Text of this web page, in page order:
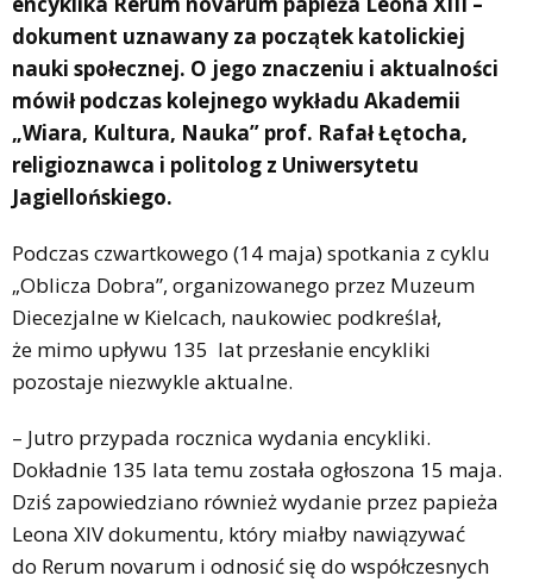
dokument uznawany za początek katolickiej
nauki społecznej. O jego znaczeniu i aktualności
mówił podczas kolejnego wykładu Akademii
„Wiara, Kultura, Nauka” prof. Rafał Łętocha,
religioznawca i politolog z Uniwersytetu
Jagiellońskiego.
Podczas czwartkowego (14 maja) spotkania z cyklu
„Oblicza Dobra”, organizowanego przez Muzeum
Diecezjalne w Kielcach, naukowiec podkreślał,
że mimo upływu 135 lat przesłanie encykliki
pozostaje niezwykle aktualne.
– Jutro przypada rocznica wydania encykliki.
Dokładnie 135 lata temu została ogłoszona 15 maja.
Dziś zapowiedziano również wydanie przez papieża
Leona XIV dokumentu, który miałby nawiązywać
do Rerum novarum i odnosić się do współczesnych